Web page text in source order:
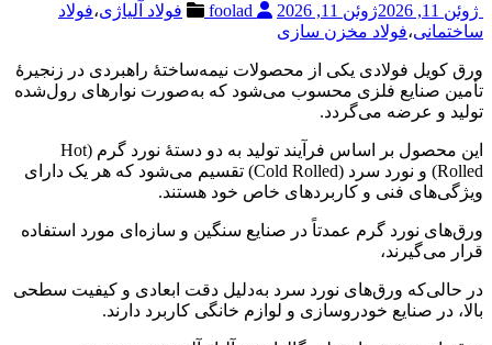
ژوئن 11, 2026 ژوئن 11, 2026 فولاد آلیاژی،فولاد
ساختمانی،فولاد مخزن سازی
ورق کویل فولادی یکی از محصولات نیمه‌ساختهٔ راهبردی در زنجیرهٔ
تأمین صنایع فلزی محسوب می‌شود که به‌صورت نوارهای رول‌شده
تولید و عرضه می‌گردد.
این محصول بر اساس فرآیند تولید به دو دستهٔ نورد گرم (Hot
Rolled) و نورد سرد (Cold Rolled) تقسیم می‌شود که هر یک دارای
ویژگی‌های فنی و کاربردهای خاص خود هستند.
ورق‌های نورد گرم عمدتاً در صنایع سنگین و سازه‌ای مورد استفاده
قرار می‌گیرند،
در حالی‌که ورق‌های نورد سرد به‌دلیل دقت ابعادی و کیفیت سطحی
بالا، در صنایع خودروسازی و لوازم خانگی کاربرد دارند.